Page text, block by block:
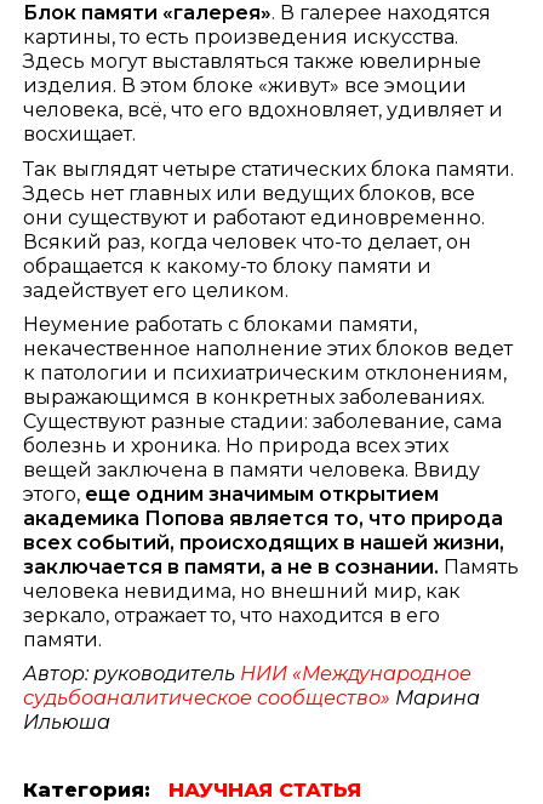
Блок памяти «галерея». В галерее находятся
картины, то есть произведения искусства.
Здесь могут выставляться также ювелирные
изделия. В этом блоке «живут» все эмоции
человека, всё, что его вдохновляет, удивляет и
восхищает.
Так выглядят четыре статических блока памяти.
Здесь нет главных или ведущих блоков, все
они существуют и работают единовременно.
Всякий раз, когда человек что-то делает, он
обращается к какому-то блоку памяти и
задействует его целиком.
Неумение работать с блоками памяти,
некачественное наполнение этих блоков ведет
к патологии и психиатрическим отклонениям,
выражающимся в конкретных заболеваниях.
Существуют разные стадии: заболевание, сама
болезнь и хроника. Но природа всех этих
вещей заключена в памяти человека. Ввиду
этого, еще одним значимым открытием
академика Попова является то, что природа
всех событий, происходящих в нашей жизни,
заключается в памяти, а не в сознании. Память
человека невидима, но внешний мир, как
зеркало, отражает то, что находится в его
памяти.
Автор: руководитель НИИ «Международное
судьбоаналитическое сообщество» Марина
Ильюша
Категория:
НАУЧНАЯ СТАТЬЯ